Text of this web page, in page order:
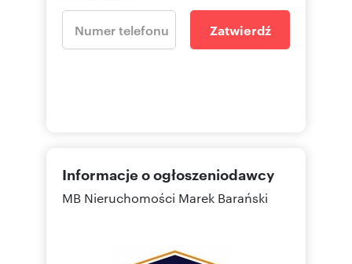
Zatwierdź
Informacje o ogłoszeniodawcy
MB Nieruchomości Marek Barański